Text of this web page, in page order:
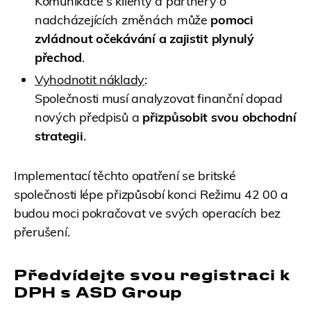
nadcházejících změnách může pomoci
zvládnout očekávání a zajistit plynulý
přechod.
Vyhodnotit náklady:
Společnosti musí analyzovat finanční dopad
nových předpisů a přizpůsobit svou obchodní
strategii.
Implementací těchto opatření se britské
společnosti lépe přizpůsobí konci Režimu 42 00 a
budou moci pokračovat ve svých operacích bez
přerušení.
Předvídejte svou registraci k
DPH s ASD Group